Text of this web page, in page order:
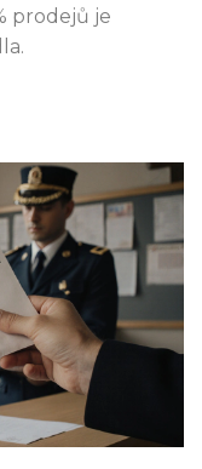
prodejů je